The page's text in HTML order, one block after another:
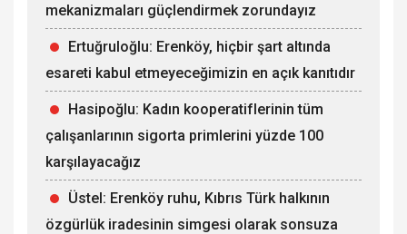
mekanizmaları güçlendirmek zorundayız
Ertuğruloğlu: Erenköy, hiçbir şart altında
esareti kabul etmeyeceğimizin en açık kanıtıdır
Hasipoğlu: Kadın kooperatiflerinin tüm
çalışanlarının sigorta primlerini yüzde 100
karşılayacağız
Üstel: Erenköy ruhu, Kıbrıs Türk halkının
özgürlük iradesinin simgesi olarak sonsuza